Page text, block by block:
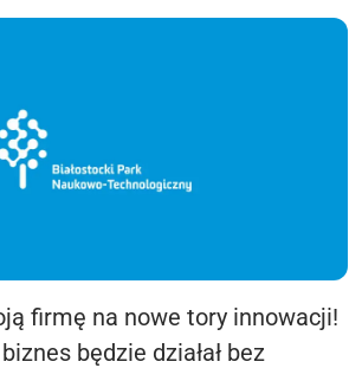
firmę na nowe tory innowacji!
będzie działał bez